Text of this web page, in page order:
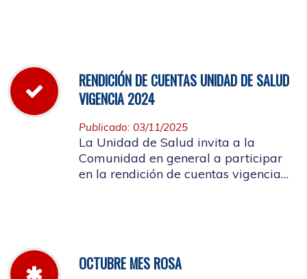
RENDICIÓN DE CUENTAS UNIDAD DE SALUD
VIGENCIA 2024
Publicado: 03/11/2025
La Unidad de Salud invita a la
Comunidad en general a participar
en la rendición de cuentas vigencia
OCTUBRE MES ROSA